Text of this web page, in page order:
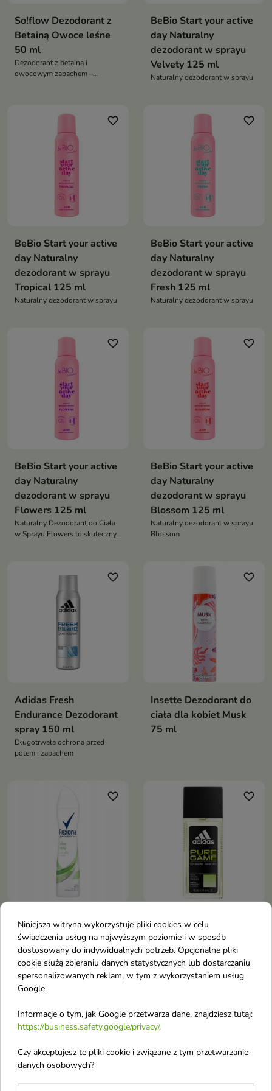
So!flow Dezodorant z
Betainą Owoce leśne
50 ml
Dezodorant z betainą i
owocowym zapachem –
BeBio Start your active
day Naturalny
dezodorant w sprayu
Velvety 125 ml
Naturalny dezodorant w sprayu
favorite_border
BeBio Start your active
day Naturalny
dezodorant w sprayu
Tropical 125 ml
Naturalny dezodorant w sprayu
favorite_border
BeBio Start your active
day Naturalny
dezodorant w sprayu
Fresh 125 ml
Naturalny dezodorant w sprayu
favorite_border
BeBio Start your active
day Naturalny
dezodorant w sprayu
Flowers 125 ml
Naturalny Dezodorant do Ciała
w Sprayu Flowers to skuteczny i
favorite_border
BeBio Start your active
day Naturalny
dezodorant w sprayu
Blossom 125 ml
Naturalny dezodorant w sprayu
Blossom
favorite_border
Adidas Fresh
Endurance Dezodorant
spray 150 ml
Długotrwała ochrona przed
potem i zapachem
favorite_border
Insette Dezodorant do
ciała dla kobiet Musk
75 ml
favorite_border
Rexona antyperspirant
Aloe Vera 200 ml
Skuteczna ochrona przed
poceniem się, neutralizując
jednocześnie nieprzyjemny
zapach
favorite_border
Adidas Pure Game
Dezodorant w spray'u
75 ml
Zapach ten jest aromatyczny i
drzewny
favorite_border favorite_border
Niniejsza witryna wykorzystuje pliki cookies w celu
świadczenia usług na najwyższym poziomie i w sposób
dostosowany do indywidualnych potrzeb. Opcjonalne pliki
cookie służą zbieraniu danych statystycznych lub dostarczaniu
spersonalizowanych reklam, w tym z wykorzystaniem usług
Google.
Informacje o tym, jak Google przetwarza dane, znajdziesz tutaj:
https://business.safety.google/privacy/.
Czy akceptujesz te pliki cookie i związane z tym przetwarzanie
danych osobowych?